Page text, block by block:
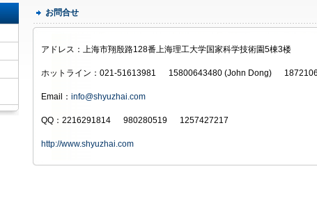
お問合せ
アドレス：上海市翔殷路128番上海理工大学国家科学技術園5棟3楼
ホットライン：021-51613981 15800643480 (John Dong)
Email： info@shyuzhai.com
QQ：2216291814 980280519 1257427217
http://www.shyuzhai.com